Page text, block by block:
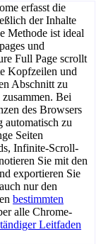
erfasst die
der Inhalte
Methode ist ideal
und
Full Page scrollt
Kopfzeilen und
Abschnitt zu
Bei
des Browsers
automatisch zu
Seiten
Infinite-Scroll-
Sie mit den
exportieren Sie
nur den
bestimmten
alle Chrome-
Leitfaden